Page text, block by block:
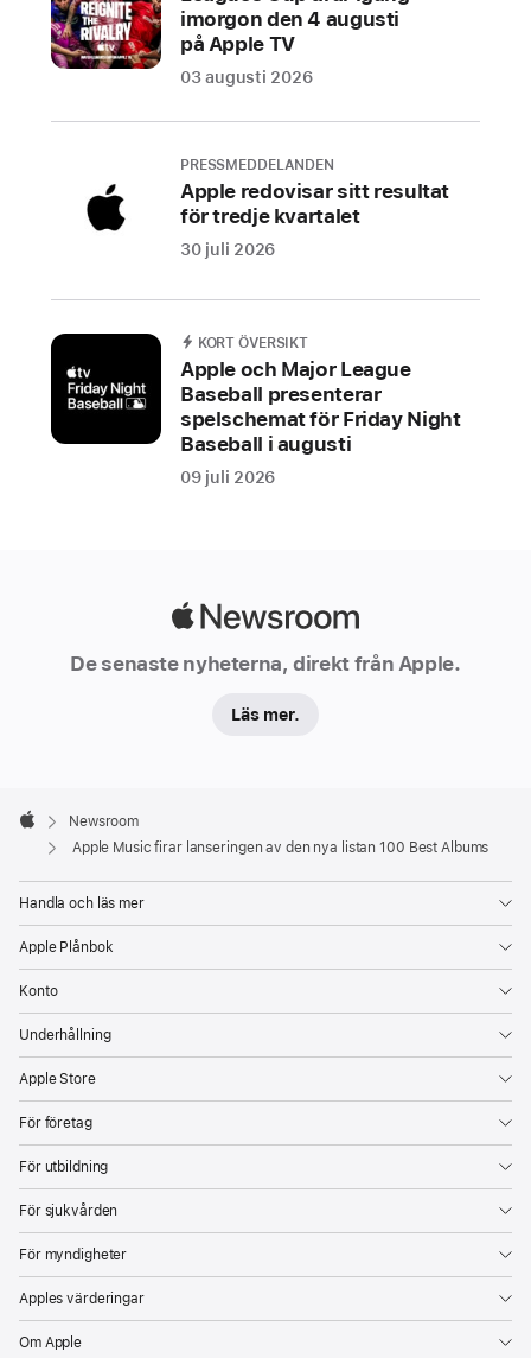
91,
med
The
Creator
Upptäck,
dela
och
de
inspirerat
och
omvandlat
musiken
Apple
idag
listan
Best
Albums,
en
imorgon den 4 augusti
på Apple TV
03 augusti 2026
PRESSMEDDELANDEN
Apple redovisar sitt resultat
för tredje kvartalet
30 juli 2026
KORT ÖVERSIKT
Apple och Major League
Baseball presenterar
spelschemat för Friday Night
Baseball i augusti
09 juli 2026
De senaste nyheterna, direkt från Apple.
Läs mer.
Footer

Apple
Newsroom
Apple Music firar lanseringen av den nya listan 100 Best Albums
Handla och läs mer
Apple Plånbok
Konto
Underhållning
Apple Store
För företag
För utbildning
För sjukvården
För myndigheter
Apples värderingar
Om Apple